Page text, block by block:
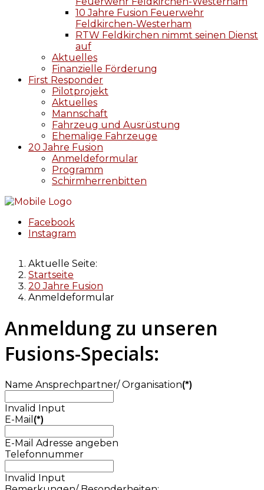
10 Jahre Fusion Feuerwehr
Feldkirchen-Westerham
RTW Feldkirchen nimmt seinen Dienst
auf
Aktuelles
Finanzielle Förderung
First Responder
Pilotprojekt
Aktuelles
Mannschaft
Fahrzeug und Ausrüstung
Ehemalige Fahrzeuge
20 Jahre Fusion
Anmeldeformular
Programm
Schirmherrenbitten
Facebook
Instagram
Aktuelle Seite:
Startseite
20 Jahre Fusion
Anmeldeformular
Anmeldung zu unseren
Fusions-Specials:
Name Ansprechpartner/ Organisation(*)
Invalid Input
E-Mail (*)
E-Mail Adresse angeben
Telefonnummer
Invalid Input